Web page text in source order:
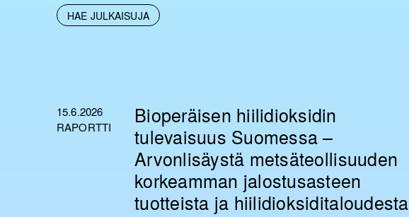
HAE JULKAISUJA
15.6.2026
RAPORTTI
Bioperäisen hiilidioksidin
tulevaisuus Suomessa –
Arvonlisäystä metsäteollisuuden
korkeamman jalostusasteen
tuotteista ja hiilidioksiditaloudesta